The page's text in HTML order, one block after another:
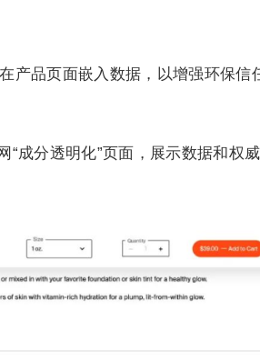
产品页面嵌入数据，以增强环保信
“成分透明化”页面，展示数据和权